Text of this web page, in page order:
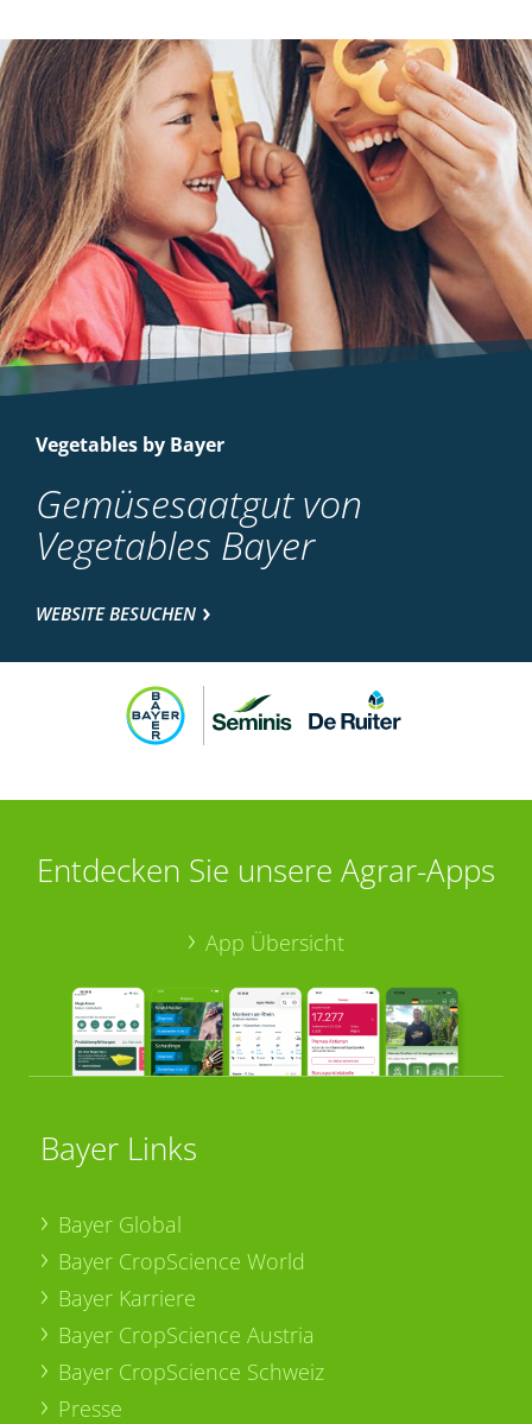
Vegetables by Bayer
Gemüsesaatgut von
Vegetables Bayer
WEBSITE BESUCHEN
Entdecken Sie unsere Agrar-Apps
App Übersicht
Bayer Links
Bayer Global
Bayer CropScience World
Bayer Karriere
Bayer CropScience Austria
Bayer CropScience Schweiz
Presse